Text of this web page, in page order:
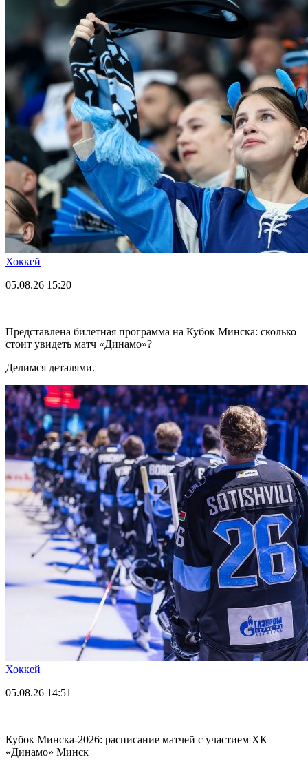
Хоккей
05.08.26 15:20
Представлена билетная программа на Кубок Минска: сколько
стоит увидеть матч «Динамо»?
Делимся деталями.
Хоккей
05.08.26 14:51
Кубок Минска-2026: расписание матчей с участием ХК
«Динамо» Минск